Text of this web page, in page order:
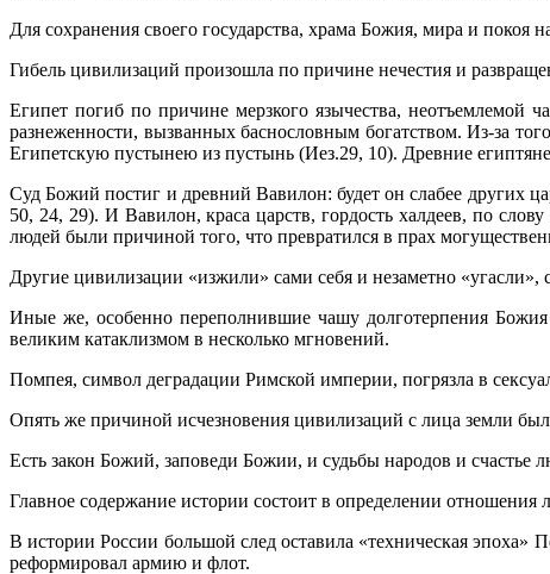
Для сохранения своего государства, храма Божия, мира и
Гибель цивилизаций произошла по причине нечестия и
Египет погиб по причине мерзкого язычества, неотъемлемой
разнеженности, вызванных баснословным богатством. Из-за
Египетскую пустынею из пустынь (Иез.29, 10). Древние
Суд Божий постиг и древний Вавилон: будет он слабее других
50, 24, 29). И Вавилон, краса царств, гордость халдеев, по
людей были причиной того, что превратился в прах
Другие цивилизации «изжили» сами себя и незаметно
Иные же, особенно переполнившие чашу долготерпения
великим катаклизмом в несколько мгновений.
Помпея, символ деградации Римской империи, погрязла в
Опять же причиной исчезновения цивилизаций с лица земли
Есть закон Божий, заповеди Божии, и судьбы народов и счастье
Главное содержание истории состоит в определении отношения
В истории России большой след оставила «техническая
реформировал армию и флот.